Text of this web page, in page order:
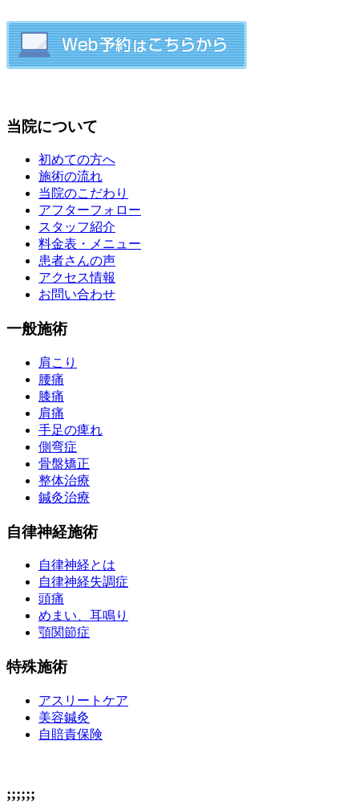
当院について
初めての方へ
施術の流れ
当院のこだわり
アフターフォロー
スタッフ紹介
料金表・メニュー
患者さんの声
アクセス情報
お問い合わせ
一般施術
肩こり
腰痛
膝痛
肩痛
手足の痺れ
側弯症
骨盤矯正
整体治療
鍼灸治療
自律神経施術
自律神経とは
自律神経失調症
頭痛
めまい、耳鳴り
顎関節症
特殊施術
アスリートケア
美容鍼灸
自賠責保険
;;;;;;